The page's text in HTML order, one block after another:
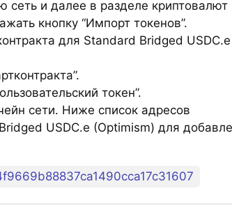
сеть и далее в разделе криптовалют
кнопку “Импорт токенов”.
для Standard Bridged USDC.e
токен”.
сети. Ниже список адресов
USDC.e (Optimism) для